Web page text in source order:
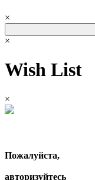
×
×
Wish List
×
Пожалуйста,
авторизуйтесь